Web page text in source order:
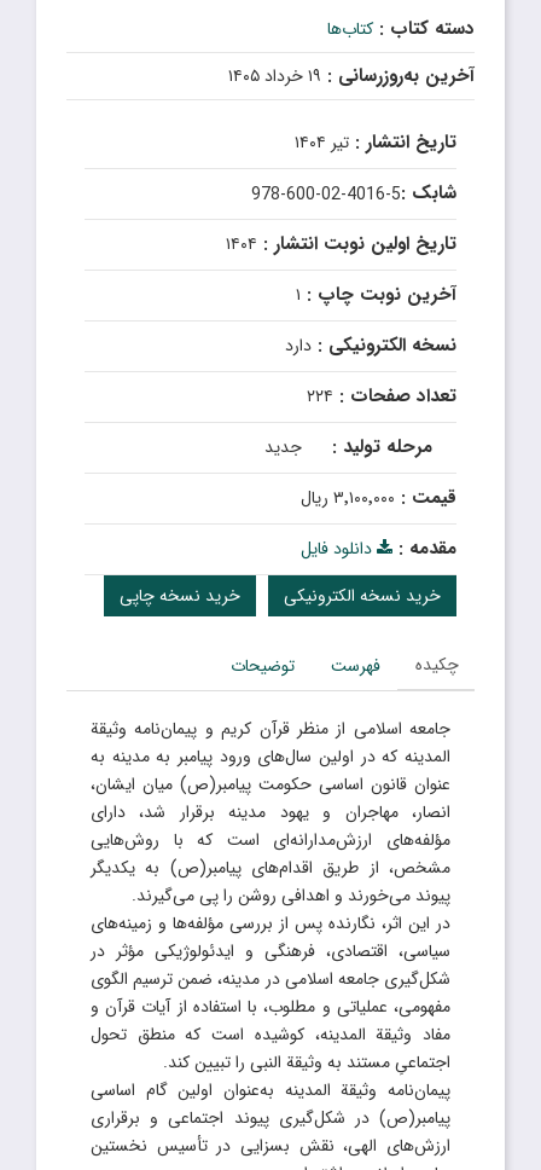
دسته کتاب : کتاب‌ها
آخرین به‌روزرسانی : ۱۹ خرداد ۱۴۰۵
تاریخ انتشار : تیر ۱۴۰۴
شابک :978-600-02-4016-5
تاریخ اولین نوبت انتشار : ۱۴۰۴
آخرین نوبت چاپ : ۱
نسخه الکترونیکی : دارد
تعداد صفحات : ۲۲۴
مرحله تولید : جدید
قیمت : ۳٬۱۰۰٬۰۰۰ ریال
مقدمه :
دانلود فایل
خرید نسخه چاپی
خرید نسخه الکترونیکی
چکیده فهرست توضیحات
جامعه اسلامی از منظر قرآن کریم و پیمان‌نامه وثیقة
المدینه که در اولین سال‌های ورود پیامبر به مدینه به‌
عنوان قانون اساسی حکومت پیامبر(ص) میان ایشان،
انصار، مهاجران و یهود مدینه برقرار شد، دارای
مؤلفه‌های ارزش‌مدارانه‌ای است که با روش‌هایی
مشخص، از طریق اقدام‌های پیامبر(ص) به یکدیگر
پیوند می‌خورند و اهدافی روشن را پی می‌گیرند.
در این اثر، نگارنده پس از بررسی مؤلفه‌ها و زمینه‌های
سیاسی، اقتصادی، فرهنگی و ایدئولوژیکی مؤثر در
شکل‌گیری جامعه اسلامی در مدینه، ضمن ترسیم الگوی
مفهومی، عملیاتی و مطلوب، با استفاده از آیات قرآن و
مفاد وثیقة ‌المدینه، کوشیده است که منطق تحول
اجتماعیِ مستند به وثیقة النبی را تبیین کند.
پیمان‌نامه وثیقة المدینه به‌عنوان اولین گام اساسی
پیامبر(ص) در شکل‌گیری پیوند اجتماعی و برقراری
ارزش‌های الهی، نقش بسزایی در تأسیس نخستین